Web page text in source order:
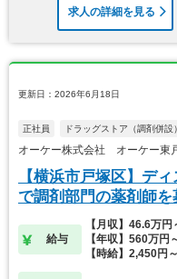
求人の詳細を見る
更新日：2026年6月18日
正社員 ドラッグストア（調剤併設）
オーケー株式会社 オーケー東
【横浜市戸塚区】デ
で調剤部門の薬剤師を
給与
【月収】46.6万
【年収】560万円
【時給】2,450円～